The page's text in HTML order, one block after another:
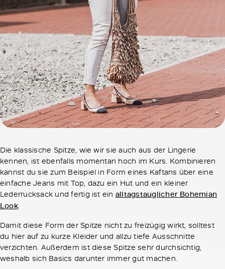
Die klassische Spitze, wie wir sie auch aus der Lingerie
kennen, ist ebenfalls momentan hoch im Kurs. Kombinieren
kannst du sie zum Beispiel in Form eines Kaftans über eine
einfache Jeans mit Top, dazu ein Hut und ein kleiner
Lederrucksack und fertig ist ein alltagstauglicher Bohemian
Look.
Damit diese Form der Spitze nicht zu freizügig wirkt, solltest
du hier auf zu kurze Kleider und allzu tiefe Ausschnitte
verzichten. Außerdem ist diese Spitze sehr durchsichtig,
weshalb sich Basics darunter immer gut machen.